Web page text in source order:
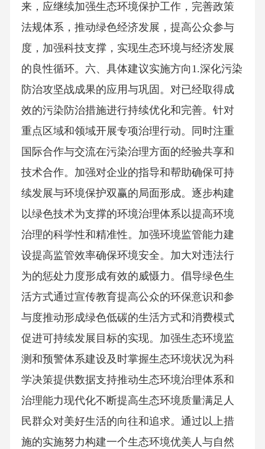
来，应继续加强生态环境保护工作，完善政策
法规体系，推动绿色经济发展，提高公众参与
度，加强科技支撑，实现生态环境与经济发展
的良性循环。六、具体建议实施方向1.深化污染
防治攻坚战成果的应用与巩固。对已经取得成
效的污染防治措施进行持续优化和完善。针对
重点区域和领域开展专项治理行动。同时注重
国际合作与交流在污染治理方面的经验共享和
技术合作。加强对企业的指导和帮助确保可持
续发展与环境保护双赢的局面形成。逐步构建
以绿色技术为支撑的环境治理体系以提高环境
治理的科学性和精准性。加强环境监管能力建
设提高监管效率确保环境安全。加大对违法行
为的惩处力度形成有效的威慑力。倡导绿色生
活方式通过宣传教育提高公众的环保意识和参
与度推动形成绿色低碳的生活方式和消费模式
促进可持续发展目标的实现。加强生态环境监
测和预警体系建设及时掌握生态环境状况为科
学决策提供数据支持推动生态环境治理体系和
治理能力现代化不断提高生态环境质量满足人
民群众对美好生活的向往和追求。通过以上措
施的实施努力构建一个生态环境优美人与自然